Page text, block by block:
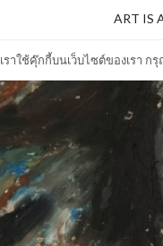
เราใช้คุ๊กกี้บนเว็บไซต์ของเรา
ART IS